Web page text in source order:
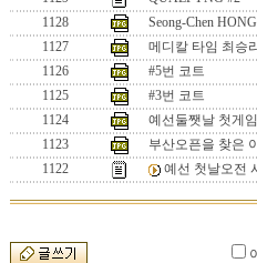
1128
Seong-Chen
1127
메디칼 타임 최승
1126
#5번 코트
1125
#3번 코트
1124
예선둘쨋날 첫게
1123
부산오픈을 찾은
1122
예선 첫날오전